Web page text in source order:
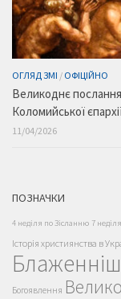
ОГЛЯД ЗМІ / ОФІЦІЙНО
Великоднє
Коломийської
11/04/2026
ПОЗНАЧКИ
4 неділя по Зісланню 7
Історія християнства в
Богоявлення